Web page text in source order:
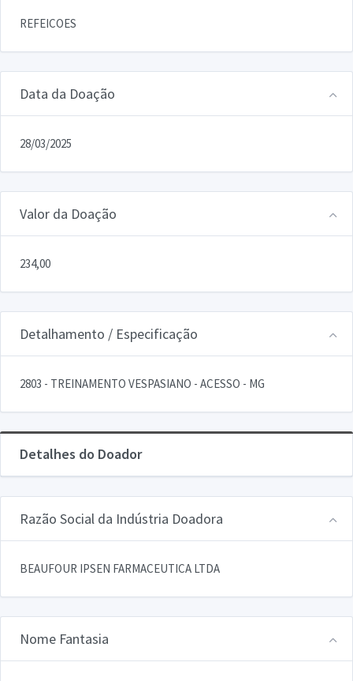
REFEICOES
Data da Doação
28/03/2025
Valor da Doação
234,00
Detalhamento / Especificação
2803 - TREINAMENTO VESPASIANO - ACESSO - MG
Detalhes do Doador
Razão Social da Indústria Doadora
BEAUFOUR IPSEN FARMACEUTICA LTDA
Nome Fantasia